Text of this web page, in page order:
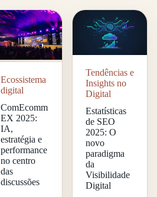
Ecossistema
digital
ComEcomm
EX 2025:
IA,
estratégia e
performance
no centro
das
discussões
Tendências e
Insights no
Digital
Estatísticas
de SEO
2025: O
novo
paradigma
da
Visibilidade
Digital